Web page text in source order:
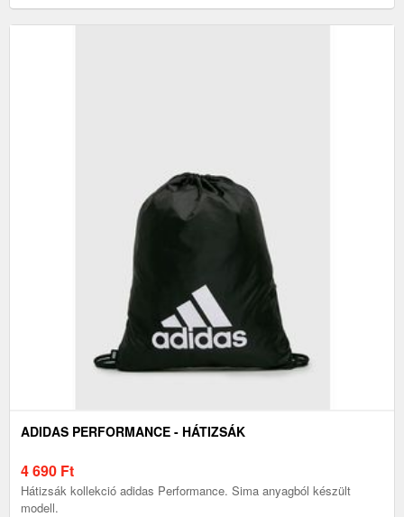
ADIDAS PERFORMANCE - HÁTIZSÁK
4 690 Ft
Hátizsák kollekció adidas Performance. Sima anyagból készült
modell.